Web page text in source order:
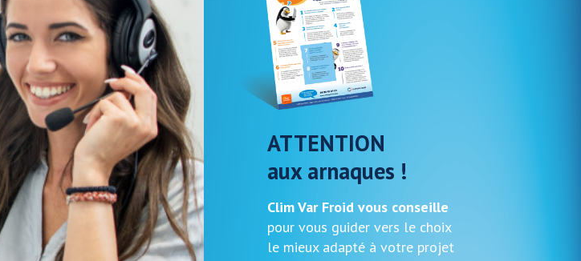
ATTENTION
aux arnaques !
Clim Var Froid vous conseille
pour vous guider vers le choix
le mieux adapté à votre projet